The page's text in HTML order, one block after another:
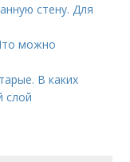
стену. Для
можно
В каких
слой